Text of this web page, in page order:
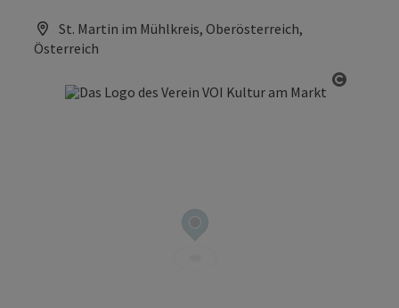
St. Martin im Mühlkreis, Oberösterreich,
Österreich